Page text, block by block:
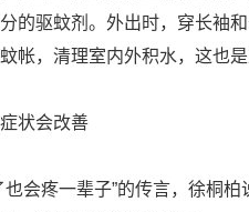
的驱蚊剂。外出时，穿长袖
帐，清理室内外积水，这也是
状会改善
也会疼一辈子”的传言，徐桐